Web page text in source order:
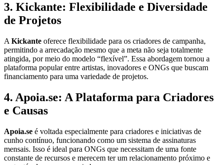
3. Kickante: Flexibilidade e Diversidade
de Projetos
A Kickante oferece flexibilidade para os criadores de campanha,
permitindo a arrecadação mesmo que a meta não seja totalmente
atingida, por meio do modelo “flexível”. Essa abordagem tornou a
plataforma popular entre artistas, inovadores e ONGs que buscam
financiamento para uma variedade de projetos.
4. Apoia.se: A Plataforma para Criadores
e Causas
Apoia.se é voltada especialmente para criadores e iniciativas de
cunho contínuo, funcionando como um sistema de assinaturas
mensais. Isso é ideal para ONGs que necessitam de uma fonte
constante de recursos e merecem ter um relacionamento próximo e